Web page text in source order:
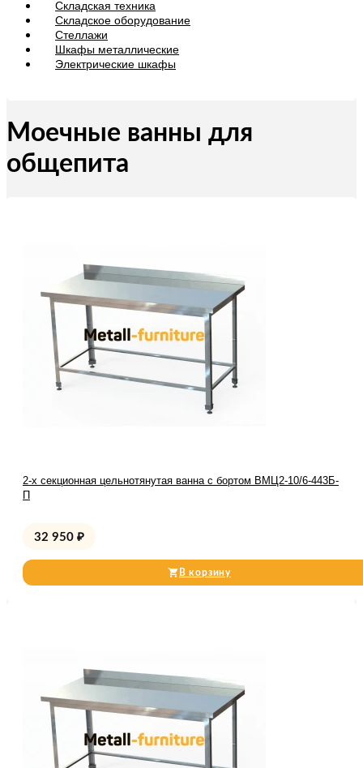
Складская техника
Складское оборудование
Стеллажи
Шкафы металлические
Электрические шкафы
Моечные ванны для
общепита
2-х секционная цельнотянутая ванна с бортом ВМЦ2-10/6-443Б-
П
32 950 ₽
В корзину